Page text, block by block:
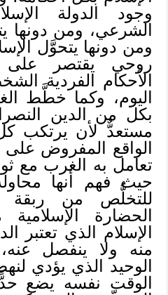
وجود الدولة
الشرعي، ومن دونها
ومن دونها يتحوَّل
روحي يقتصر على
الأحكام الفردية
اليوم، وكما خطَّط
بكل من الدين
مستعدٌّ لأن يرتكب
الواقع المفروض على
تعامل به الغرب مع
حيث فهم أنها
للتخلُّص من ربقة
الحضارة
الإسلام الذي تعتبر
منه ولا ينفصل
الوحيد الذي يؤدي
الوقت نفسه يضع